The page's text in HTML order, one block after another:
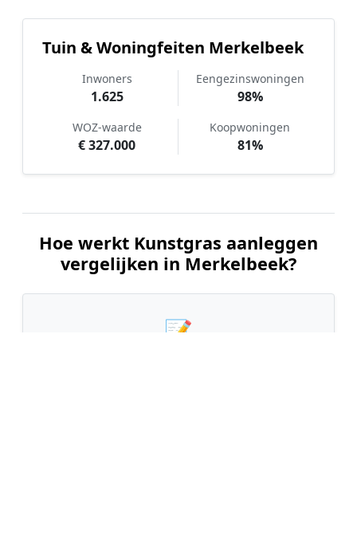
Tuin & Woningfeiten Merkelbeek
Inwoners
1.625
Eengezinswoningen
98%
WOZ-waarde
€ 327.000
Koopwoningen
81%
Hoe werkt Kunstgras aanleggen
vergelijken in Merkelbeek?
📝